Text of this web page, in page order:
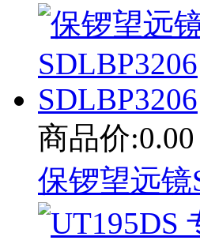
商品价:0.00
保锣望远镜